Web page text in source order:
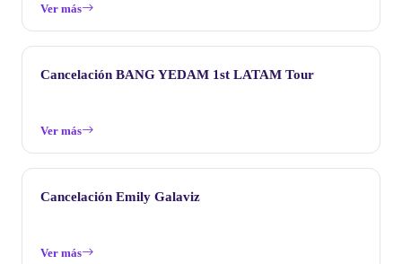
Ver más
Cancelación BANG YEDAM 1st LATAM Tour
Ver más
Cancelación Emily Galaviz
Ver más